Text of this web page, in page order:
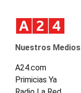
Nuestros Medios
A24.com
Primicias Ya